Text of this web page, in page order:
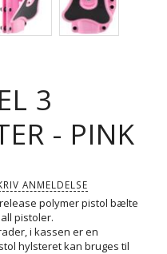
3
- PINK
ANMELDELSE
polymer pistol bælte
pistoler.
i kassen er en
hylsteret kan bruges til